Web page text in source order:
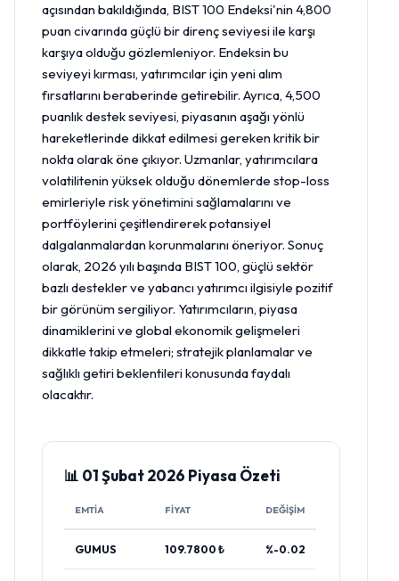
açısından bakıldığında, BIST 100 Endeksi'nin 4,800
puan civarında güçlü bir direnç seviyesi ile karşı
karşıya olduğu gözlemleniyor. Endeksin bu
seviyeyi kırması, yatırımcılar için yeni alım
fırsatlarını beraberinde getirebilir. Ayrıca, 4,500
puanlık destek seviyesi, piyasanın aşağı yönlü
hareketlerinde dikkat edilmesi gereken kritik bir
nokta olarak öne çıkıyor. Uzmanlar, yatırımcılara
volatilitenin yüksek olduğu dönemlerde stop-loss
emirleriyle risk yönetimini sağlamalarını ve
portföylerini çeşitlendirerek potansiyel
dalgalanmalardan korunmalarını öneriyor. Sonuç
olarak, 2026 yılı başında BIST 100, güçlü sektör
bazlı destekler ve yabancı yatırımcı ilgisiyle pozitif
bir görünüm sergiliyor. Yatırımcıların, piyasa
dinamiklerini ve global ekonomik gelişmeleri
dikkatle takip etmeleri; stratejik planlamalar ve
sağlıklı getiri beklentileri konusunda faydalı
olacaktır.
📊 01 Şubat 2026 Piyasa Özeti
EMTIA FIYAT DEĞIŞIM
GUMUS 109.7800 ₺ %-0.02